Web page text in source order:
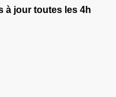
à jour toutes les 4h